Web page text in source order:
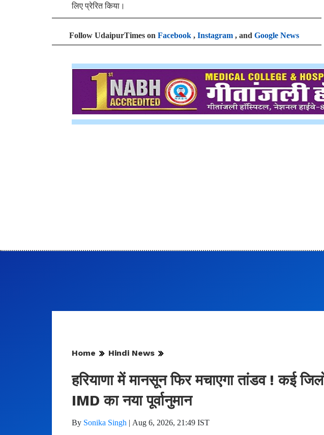
लिए प्रेरित किया।
Follow UdaipurTimes on Facebook , Instagram , and Google News
Home Hindi News
हरियाणा में मानसून फिर मचाएगा तांडव ! कई
IMD का नया पूर्वानुमान
By Sonika Singh | Aug 6, 2026, 21:49 IST